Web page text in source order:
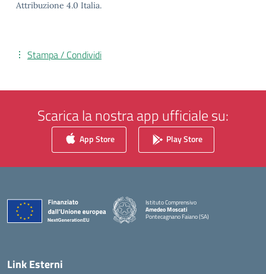
Attribuzione 4.0 Italia.
Stampa / Condividi
Scarica la nostra app ufficiale su:
App Store Play Store
Istituto Comprensivo
Amedeo Moscati
Pontecagnano Faiano (SA)
— Visita la pagina iniziale della scuola
Link Esterni